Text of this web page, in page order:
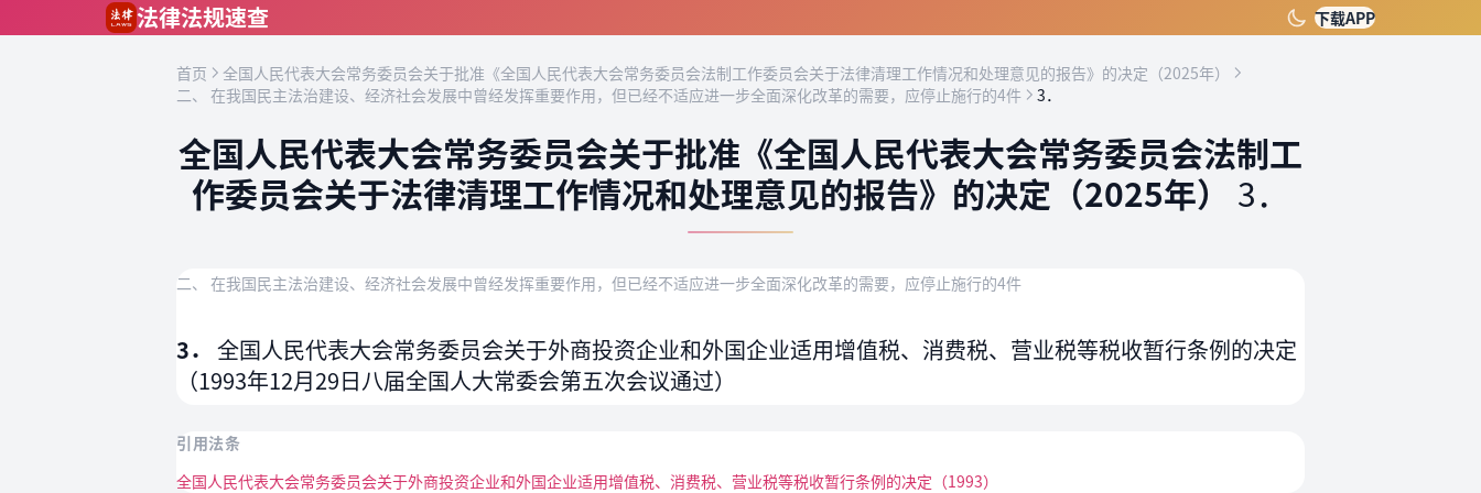
法律法规速查 下载APP
首页
全国人民代表大会常务委员会关于批准《全国人民代表大会常务委员会法制工作委员会关于法律清理工作情况和处理意见的报告》的决定（2025年）
二、 在我国民主法治建设、经济社会发展中曾经发挥重要作用，但已经不适应进一步全面深化改革的需要，应停止施行的4件
3．
全国人民代表大会常务委员会关于批准《全国人民代表大会常务委员会法制工
作委员会关于法律清理工作情况和处理意见的报告》的决定（2025年） 3．
二、 在我国民主法治建设、经济社会发展中曾经发挥重要作用，但已经不适应进一步全面深化改革的需要，应停止施行的4件
3． 全国人民代表大会常务委员会关于外商投资企业和外国企业适用增值税、消费税、营业税等税收暂行条例的决定
（1993年12月29日八届全国人大常委会第五次会议通过）
引用法条
全国人民代表大会常务委员会关于外商投资企业和外国企业适用增值税、消费税、营业税等税收暂行条例的决定（1993）